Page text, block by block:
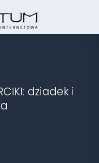
dziadek i